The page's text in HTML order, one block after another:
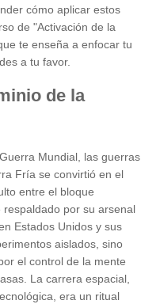
cómo aplicar estos
de "Activación de la
te enseña a enfocar tu
a tu favor.
de la
Mundial, las guerras
Fría se convirtió en el
entre el bloque
por su arsenal
Estados Unidos y sus
aislados, sino
el control de la mente
La carrera espacial,
era un ritual